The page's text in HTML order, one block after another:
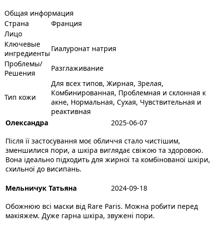
Общая информация
Страна
Франция
Лицо
Ключевые
ингредиенты
Гиалуронат натрия
Проблемы/
Решения
Разглаживание
Тип кожи
Для всех типов, Жирная, Зрелая,
Комбинированная, Проблемная и склонная к
акне, Нормальная, Сухая, Чувствительная и
реактивная
Олександра
2025-06-07
Після її застосування моє обличчя стало чистішим,
зменшилися пори, а шкіра виглядає свіжою та здоровою.
Вона ідеально підходить для жирної та комбінованої шкіри,
схильної до висипань.
Мельничук Татьяна
2024-09-18
Обожнюю всі маски від Rare Paris. Можна робити перед
макіяжем. Дуже гарна шкіра, звужені пори.